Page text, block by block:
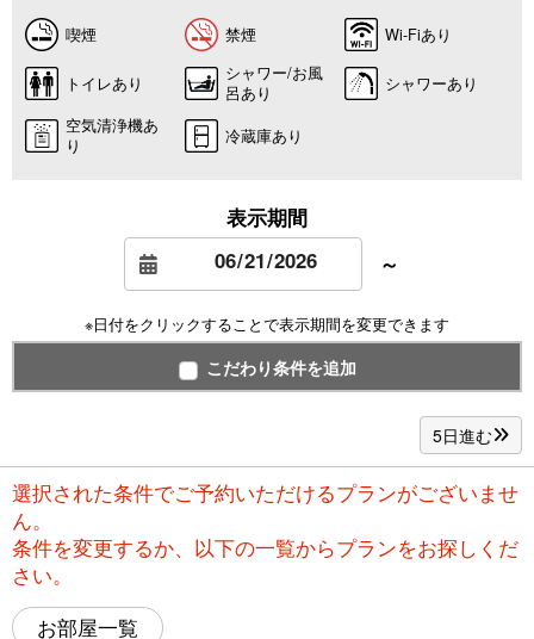
喫煙 禁煙 Wi-Fiあり
トイレあり
シャワー/お風
呂あり
シャワーあり
空気清浄機あ
り
冷蔵庫あり
表示期間
～
※日付をクリックすることで表示期間を変更できます
こだわり条件を追加
5日進む
選択された条件でご予約いただけるプランがございませ
ん。
条件を変更するか、以下の一覧からプランをお探しくだ
さい。
お部屋一覧